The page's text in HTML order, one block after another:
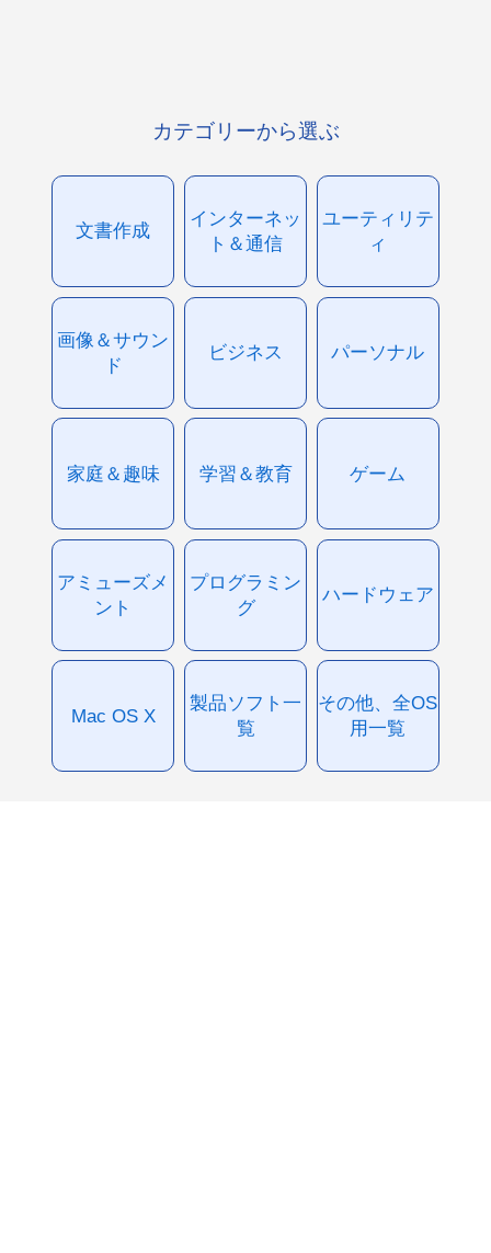
カテゴリーから選ぶ
文書作成
インターネッ
ト＆通信
ユーティリテ
ィ
画像＆サウン
ド
ビジネス パーソナル
家庭＆趣味 学習＆教育 ゲーム
アミューズメ
ント
プログラミン
グ
ハードウェア
Mac OS X
製品ソフト一
覧
その他、全OS
用一覧